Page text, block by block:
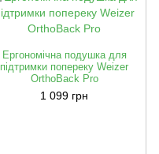
Ергономічна подушка для
підтримки попереку Weizer
OrthoBack Pro
1 099 грн